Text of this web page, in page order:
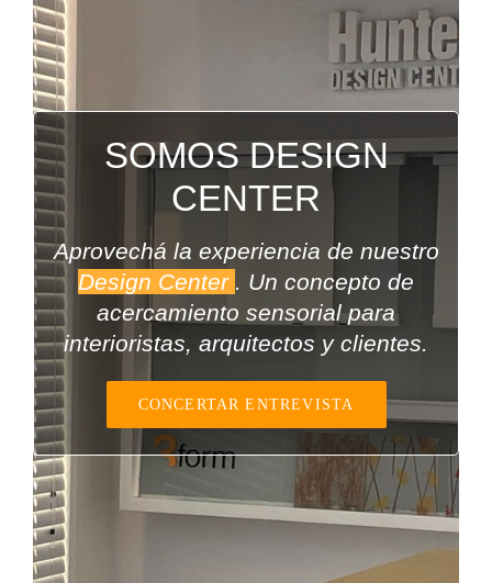
SOMOS DESIGN
CENTER
Aprovechá la experiencia de nuestro
Design Center . Un concepto de
acercamiento sensorial para
interioristas, arquitectos y clientes.
CONCERTAR ENTREVISTA